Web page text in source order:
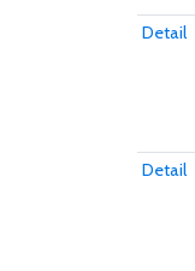
Detail
Detail